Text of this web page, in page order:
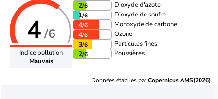
4/6
Indice pollution
Mauvais
2/6 Dioxyde d'azote
1/6 Dioxyde de soufre
4/6 Monoxyde de carbone
4/6 Ozone
3/6 Particules fines
2/6 Poussières
Données établies parCopernicus AMS(2026)